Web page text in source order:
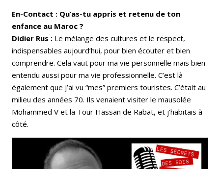
En-Contact : Qu’as-tu appris et retenu de ton
enfance au Maroc ?
Didier Rus : Le mélange des cultures et le respect,
indispensables aujourd’hui, pour bien écouter et bien
comprendre. Cela vaut pour ma vie personnelle mais bien
entendu aussi pour ma vie professionnelle. C’est là
également que j’ai vu “mes” premiers touristes. C’était au
milieu des années 70. Ils venaient visiter le mausolée
Mohammed V et la Tour Hassan de Rabat, et j’habitais à
côté.